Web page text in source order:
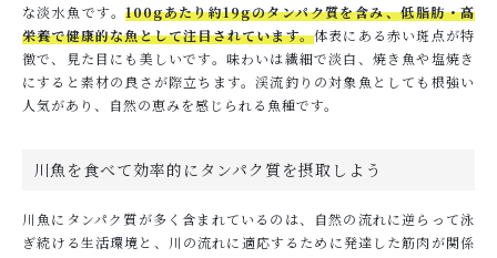
な淡水魚です。100gあたり約19gのタンパク質を含み、低脂肪・高
栄養で健康的な魚として注目されています。体表にある赤い斑点が特
徴で、見た目にも美しいです。味わいは繊細で淡白、焼き魚や塩焼き
にすると素材の良さが際立ちます。渓流釣りの対象魚としても根強い
人気があり、自然の恵みを感じられる魚種です。
川魚を食べて効率的にタンパク質を摂取しよう
川魚にタンパク質が多く含まれているのは、自然の流れに逆らって泳
ぎ続ける生活環境と、川の流れに適応するために発達した筋肉が関係